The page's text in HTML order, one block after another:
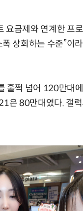
금제와 연계한 프
상회하는 수준”이
쩍 넘어 120만대
80만대였다. 갤럭